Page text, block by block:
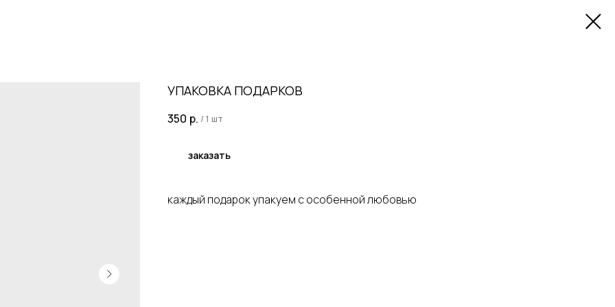
УПАКОВКА ПОДАРКОВ
350 р. /1 шт
заказать
каждый подарок упакуем с особенной любовью